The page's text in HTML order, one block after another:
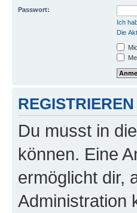
Passwort:
Ich
Die
REGISTRIEREN
Du musst in
können. Eine
ermöglicht dir,
Administration